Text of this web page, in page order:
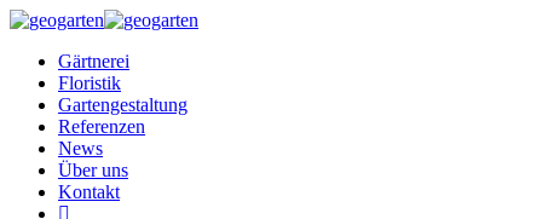
Gärtnerei
Floristik
Gartengestaltung
Referenzen
News
Über uns
Kontakt